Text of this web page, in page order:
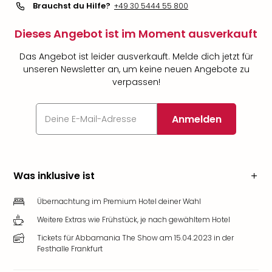
Brauchst du Hilfe? +49 30 5444 55 800
Dieses Angebot ist im Moment ausverkauft
Das Angebot ist leider ausverkauft. Melde dich jetzt für
unseren Newsletter an, um keine neuen Angebote zu
verpassen!
Anmelden
Was inklusive ist
Übernachtung im Premium Hotel deiner Wahl
Weitere Extras wie Frühstück, je nach gewähltem Hotel
Tickets für Abbamania The Show am 15.04.2023 in der
Festhalle Frankfurt